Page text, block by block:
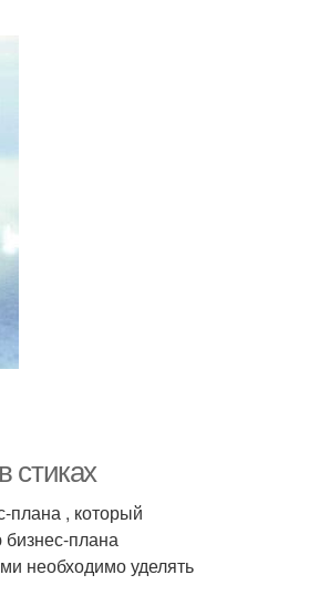
стиках
плана , который
плана
необходимо уделять